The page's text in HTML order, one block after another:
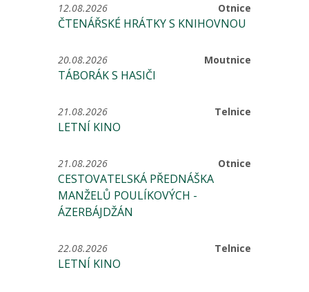
Otnice
12.08.2026
ČTENÁŘSKÉ HRÁTKY S KNIHOVNOU
Moutnice
20.08.2026
TÁBORÁK S HASIČI
Telnice
21.08.2026
LETNÍ KINO
Otnice
21.08.2026
CESTOVATELSKÁ PŘEDNÁŠKA
MANŽELŮ POULÍKOVÝCH -
ÁZERBÁJDŽÁN
Telnice
22.08.2026
LETNÍ KINO